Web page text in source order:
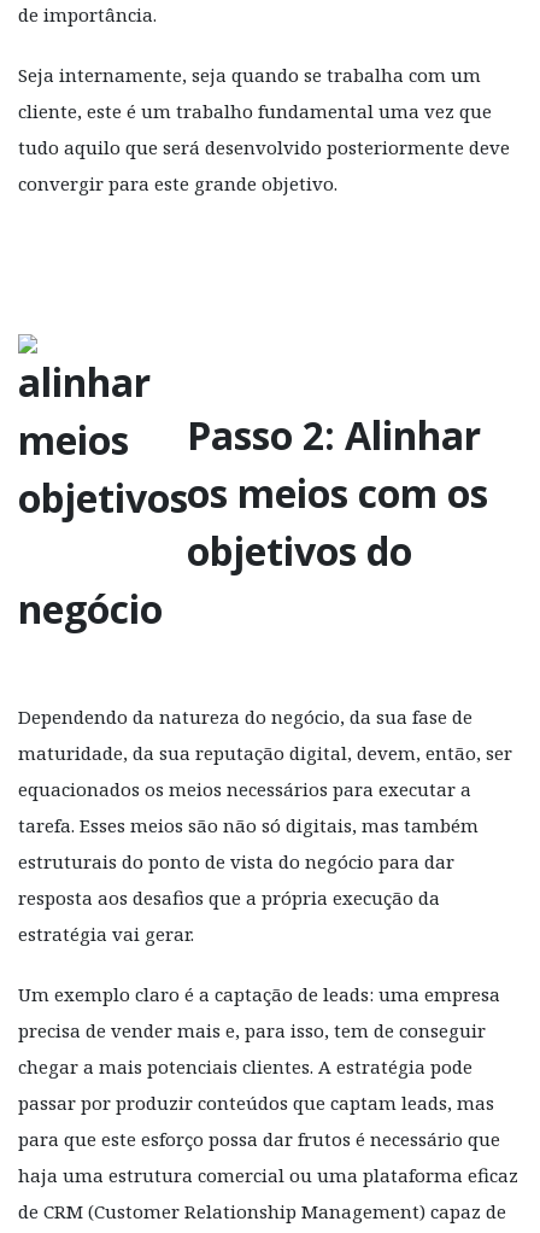
de importância.
Seja internamente, seja quando se trabalha com um
cliente, este é um trabalho fundamental uma vez que
tudo aquilo que será desenvolvido posteriormente deve
convergir para este grande objetivo.
Passo 2: Alinhar
os meios com os
objetivos do
negócio
Dependendo da natureza do negócio, da sua fase de
maturidade, da sua reputação digital, devem, então, ser
equacionados os meios necessários para executar a
tarefa. Esses meios são não só digitais, mas também
estruturais do ponto de vista do negócio para dar
resposta aos desafios que a própria execução da
estratégia vai gerar.
Um exemplo claro é a captação de leads: uma empresa
precisa de vender mais e, para isso, tem de conseguir
chegar a mais potenciais clientes. A estratégia pode
passar por produzir conteúdos que captam leads, mas
para que este esforço possa dar frutos é necessário que
haja uma estrutura comercial ou uma plataforma eficaz
de CRM (Customer Relationship Management) capaz de